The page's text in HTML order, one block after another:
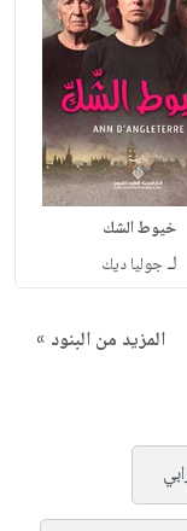
خيوط الشك
لـجوليا ديك
المزيد من البنود »